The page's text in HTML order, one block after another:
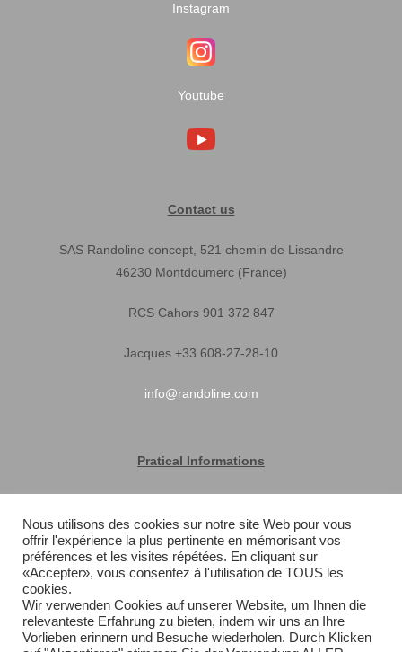
Instagram
Youtube
Contact us
SAS Randoline concept, 521 chemin de Lissandre
46230 Montdoumerc (France)
RCS Cahors 901 372 847
Jacques +33 608-27-28-10
info@randoline.com
Pratical Informations
Terms of Sales
Quick delivery
Sitemap
Nous utilisons des cookies sur notre site Web pour vous
offrir l'expérience la plus pertinente en mémorisant vos
préférences et les visites répétées. En cliquant sur
«Accepter», vous consentez à l'utilisation de TOUS les
cookies.
Wir verwenden Cookies auf unserer Website, um Ihnen die
relevanteste Erfahrung zu bieten, indem wir uns an Ihre
Vorlieben erinnern und Besuche wiederholen. Durch Klicken